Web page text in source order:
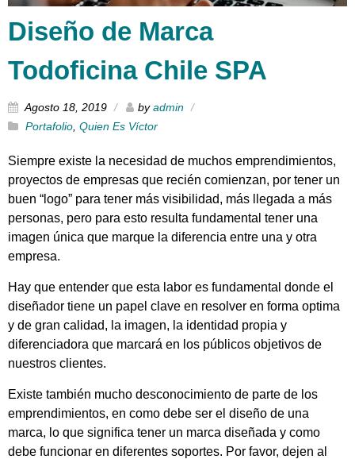
Diseño de Marca
Todoficina Chile SPA
Agosto 18, 2019 byadmin
Portafolio Quien Es Víctor
Siempre existe la necesidad de muchos emprendimientos,
proyectos de empresas que recién comienzan, por tener un
buen “logo” para tener más visibilidad, más llegada a más
personas, pero para esto resulta fundamental tener una
imagen única que marque la diferencia entre una y otra
empresa.
Hay que entender que esta labor es fundamental donde el
diseñador tiene un papel clave en resolver en forma optima
y de gran calidad, la imagen, la identidad propia y
diferenciadora que marcará en los públicos objetivos de
nuestros clientes.
Existe también mucho desconocimiento de parte de los
emprendimientos, en como debe ser el diseño de una
marca, lo que significa tener un marca diseñada y como
debe funcionar en diferentes soportes. Por favor, dejen al